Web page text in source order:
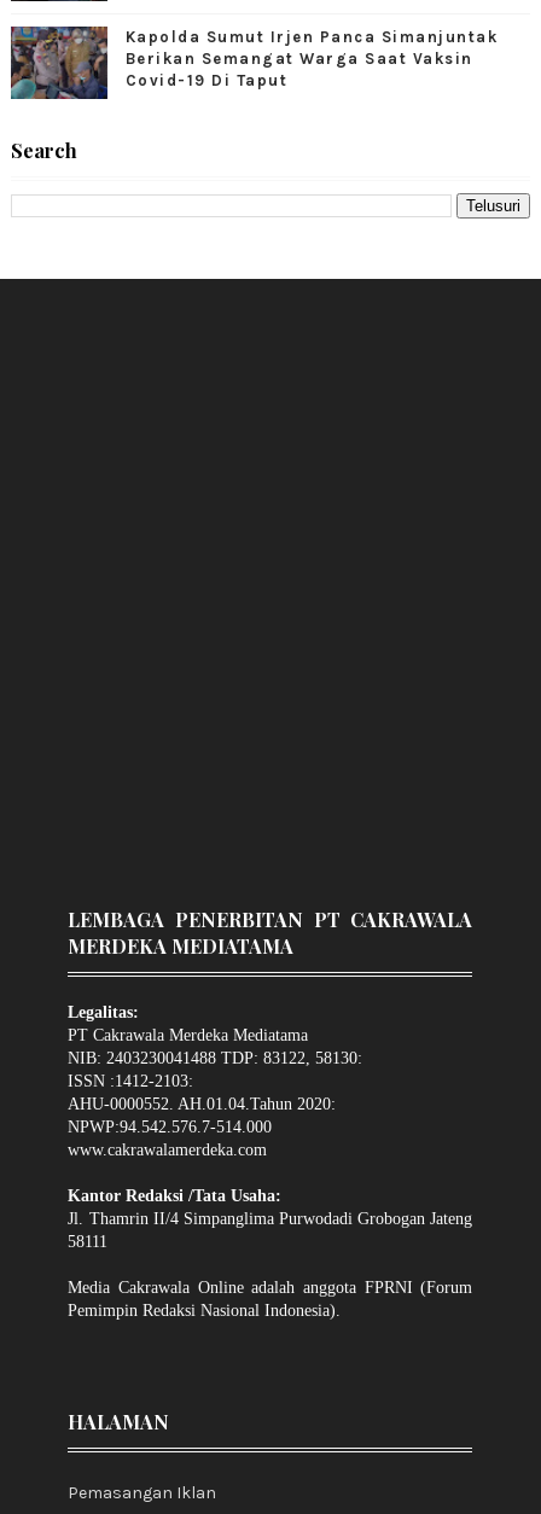
Kapolda Sumut Irjen Panca Simanjuntak
Berikan Semangat Warga Saat Vaksin
Covid-19 Di Taput
Search
LEMBAGA PENERBITAN PT CAKRAWALA
MERDEKA MEDIATAMA
Legalitas:
PT Cakrawala Merdeka Mediatama
NIB: 2403230041488 TDP: 83122, 58130:
ISSN :1412-2103:
AHU-0000552. AH.01.04.Tahun 2020:
NPWP:94.542.576.7-514.000
www.cakrawalamerdeka.com
Kantor Redaksi /Tata Usaha:
Jl. Thamrin II/4 Simpanglima Purwodadi Grobogan Jateng
58111
Media Cakrawala Online adalah anggota FPRNI (Forum
Pemimpin Redaksi Nasional Indonesia).
HALAMAN
Pemasangan Iklan